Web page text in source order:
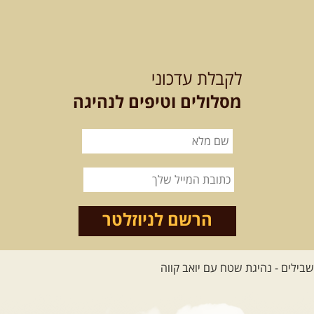
למגוון רכבי שטח
בחרנו לילה מיוחד לטיול מיוחד!
השמיים יהיו נקיים, הכוכבים ...
שישי- מעיינות
ואתגרים בצפון הרמה
מסלול חדש בצפון רמת הגולן בהובלת
מדריך תושב האזור. המסלול ...
לקבלת עדכוני
מסלולים וטיפים לנהיגה
הרשם לניוזלטר